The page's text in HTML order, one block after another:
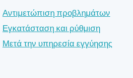
Αντιμετώπιση προβλημάτων
Εγκατάσταση και ρύθμιση
Μετά την υπηρεσία εγγύησης